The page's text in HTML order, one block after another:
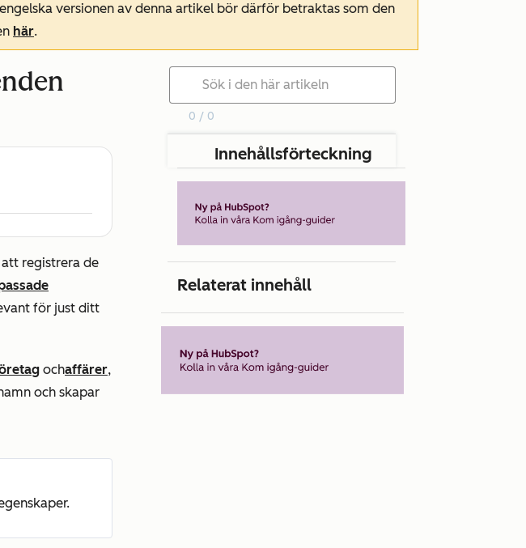
versionen av denna artikel bör därför betraktas som den
här.
registrera de
för just ditt
ochaffärer,
och skapar
0 / 0
Innehållsförteckning
Relaterat innehåll